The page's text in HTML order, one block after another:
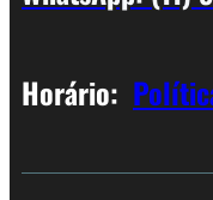
Horário: